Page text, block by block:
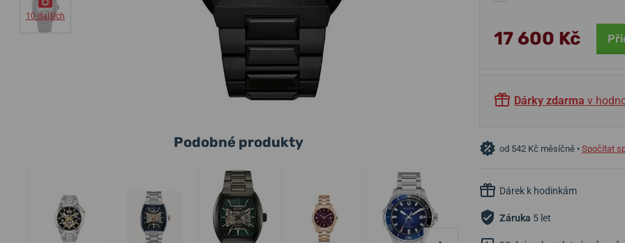
10 dalších
17 600 Kč
Dárky zdarma v
od 542 Kč měsíčně • Spočítat
Dárek k hodinkám
Záruka 5 let
Podobné produkty